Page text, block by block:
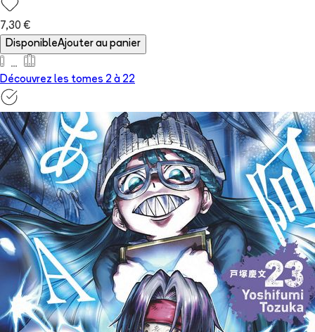
7,30 €
DisponibleAjouter au panier
Découvrez les tomes 2 à 22